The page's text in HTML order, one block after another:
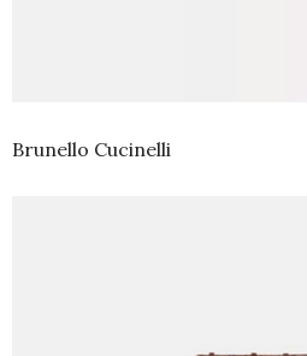
Brunello Cucinelli